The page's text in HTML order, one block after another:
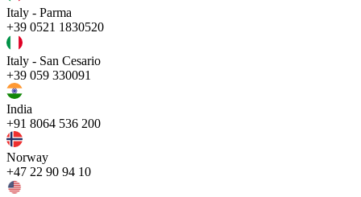
Italy - Parma
+39 0521 1830520
Italy - San Cesario
+39 059 330091
India
+91 8064 536 200
Norway
+47 22 90 94 10